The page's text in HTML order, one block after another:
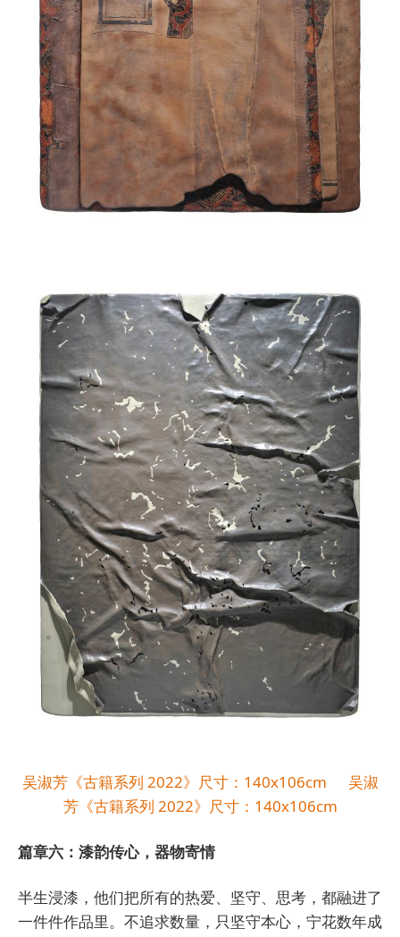
吴淑芳《古籍系列 2022》尺寸：140x106cm 吴淑
芳《古籍系列 2022》尺寸：140x106cm
篇章六：漆韵传心，器物寄情
半生浸漆，他们把所有的热爱、坚守、思考，都融进了
一件件作品里。不追求数量，只坚守本心，宁花数年成